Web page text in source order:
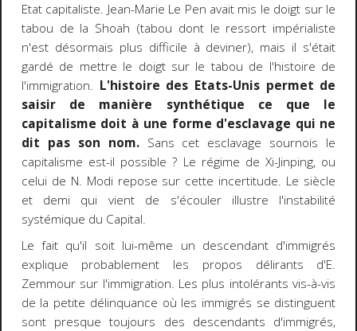
Etat capitaliste. Jean-Marie Le Pen avait mis le doigt sur le
tabou de la Shoah (tabou dont le ressort impérialiste
n'est désormais plus difficile à deviner), mais il s'était
gardé de mettre le doigt sur le tabou de l'histoire de
l'immigration. L'histoire des Etats-Unis permet de
saisir de manière synthétique ce que le
capitalisme doit à une forme d'esclavage qui ne
dit pas son nom. Sans cet esclavage sournois le
capitalisme est-il possible ? Le régime de Xi-Jinping, ou
celui de N. Modi repose sur cette incertitude. Le siècle
et demi qui vient de s'écouler illustre l'instabilité
systémique du Capital.
Le fait qu'il soit lui-même un descendant d'immigrés
explique probablement les propos délirants d'E.
Zemmour sur l'immigration. Les plus intolérants vis-à-vis
de la petite délinquance où les immigrés se distinguent
sont presque toujours des descendants d'immigrés,